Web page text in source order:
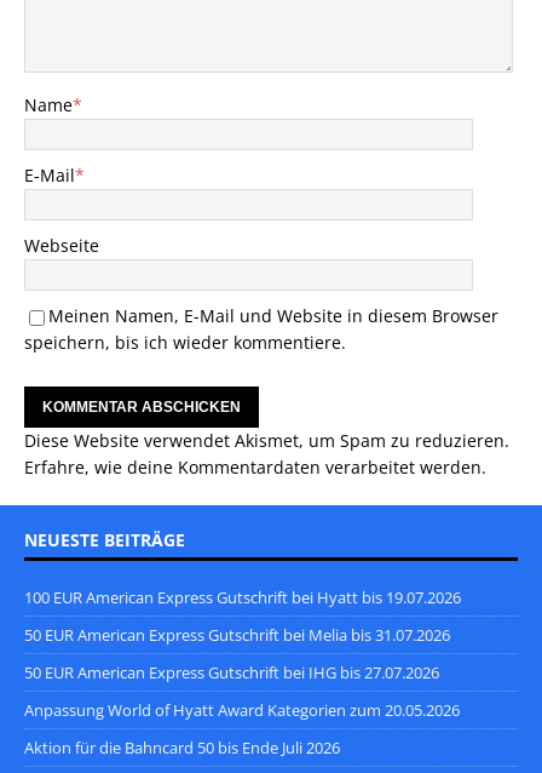
Name*
E-Mail*
Webseite
Meinen Namen, E-Mail und Website in diesem Browser
speichern, bis ich wieder kommentiere.
Diese Website verwendet Akismet, um Spam zu reduzieren.
Erfahre, wie deine Kommentardaten verarbeitet werden.
NEUESTE BEITRÄGE
100 EUR American Express Gutschrift bei Hyatt bis 19.07.2026
50 EUR American Express Gutschrift bei Melia bis 31.07.2026
50 EUR American Express Gutschrift bei IHG bis 27.07.2026
Anpassung World of Hyatt Award Kategorien zum 20.05.2026
Aktion für die Bahncard 50 bis Ende Juli 2026